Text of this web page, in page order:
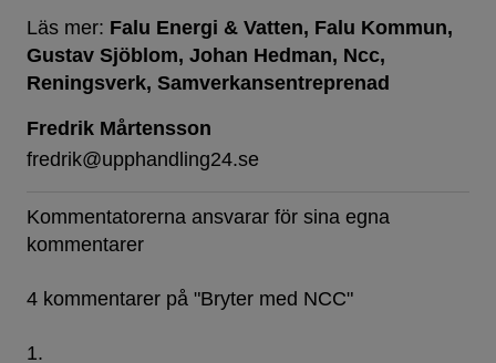
Läs mer: Falu Energi & Vatten Falu Kommun
Gustav Sjöblom Johan Hedman Ncc
Reningsverk Samverkansentreprenad
Fredrik Mårtensson
fredrik@upphandling24.se
Kommentatorerna ansvarar för sina egna
kommentarer
4 kommentarer på "Bryter med NCC"